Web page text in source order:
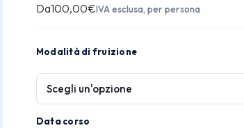
Da100,00€IVA esclusa, per persona
Modalità di fruizione
Data corso